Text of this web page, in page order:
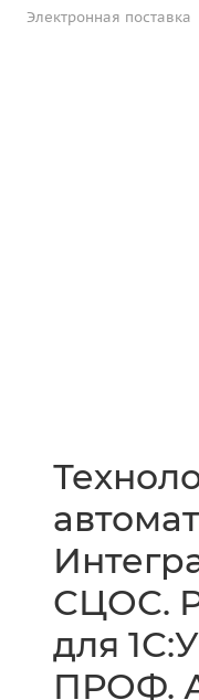
Электронная поставка
СЦОС.
для
ПРОФ.